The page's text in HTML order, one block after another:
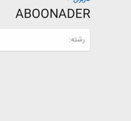
ABOONADER
رشته